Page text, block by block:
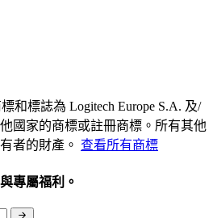
和標誌為 Logitech Europe S.A. 及/
國家的商標或註冊商標。所有其他
者的財產。 查看所有商標
專屬福利。